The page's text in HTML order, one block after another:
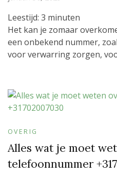
Leestijd: 3 minuten
Het kan je zomaar
een onbekend nummer,
voor verwarring zorgen,
OVERIG
Alles wat je moet
telefoonnummer